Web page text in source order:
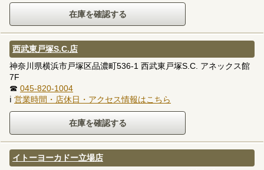
西武東戸塚S.C.店
神奈川県横浜市戸塚区品濃町536-1 西武東戸塚S.C. アネックス館
7F
☎ 045-820-1004
ℹ 営業時間・店休日・アクセス情報はこちら
イトーヨーカドー立場店